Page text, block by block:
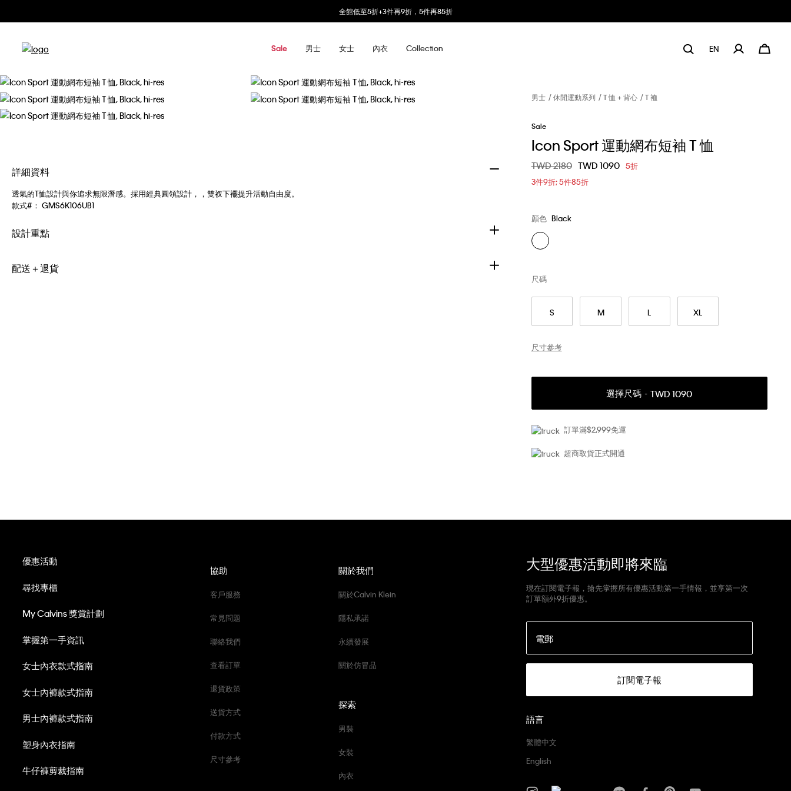
全館低至5折+3件再9折，5件再85折
Sale 男士 女士 內衣 Collection EN
詳細資料
透氣的T恤設計與你追求無限潛感。採用經典圓領設計，，雙衩下襬提升活動自由度。
款式#： GMS6K106UB1
設計重點
配送＋退貨
男士 休閒運動系列 T 恤 + 背心 T 裇
Sale
Icon Sport 運動網布短袖 T 恤
價格扣減從
TWD 2180至TWD 1090 5折
3件9折; 5件85折
顏色 Black
S M L XL
尺碼
尺寸參考
選擇尺碼 TWD 1090
訂單滿$2,999免運
超商取貨正式開通
大型優惠活動即將來臨
現在訂閱電子報，搶先掌握所有優惠活動第一手情報，並享第一次
訂單額外9折優惠。
電郵
訂閱電子報
語言
繁體中文
English
協助
客戶服務
常見問題
聯絡我們
查看訂單
退貨政策
送貨方式
付款方式
尺寸參考
優惠活動
尋找專櫃
My Calvins 獎賞計劃
掌握第一手資訊
女士內衣款式指南
女士內褲款式指南
男士內褲款式指南
塑身內衣指南
牛仔褲剪裁指南
探索
男裝
女裝
內衣
關於我們
關於Calvin Klein
隱私承諾
永續發展
關於仿冒品